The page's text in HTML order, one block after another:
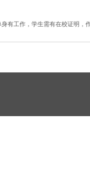
有工作，学生需有在校证明，